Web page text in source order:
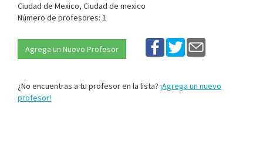
Ciudad de Mexico, Ciudad de mexico
Número de profesores: 1
Agrega un Nuevo Profesor
¿No encuentras a tu profesor en la lista? ¡Agrega un nuevo
profesor!